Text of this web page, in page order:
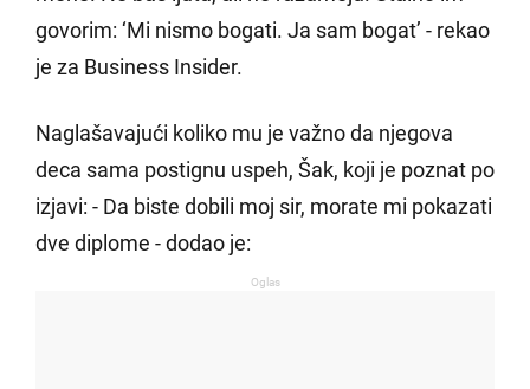
govorim: ‘Mi nismo bogati. Ja sam bogat’ - rekao
je za Business Insider.
Naglašavajući koliko mu je važno da njegova
deca sama postignu uspeh, Šak, koji je poznat po
izjavi: - Da biste dobili moj sir, morate mi pokazati
dve diplome - dodao je:
Oglas